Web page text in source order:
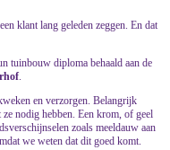
klant lang geleden zeggen. En dat
tuinbouw diploma behaald aan de
en verzorgen. Belangrijk
nodig hebben. Een krom, of geel
zoals meeldauw aan
we weten dat dit goed komt.